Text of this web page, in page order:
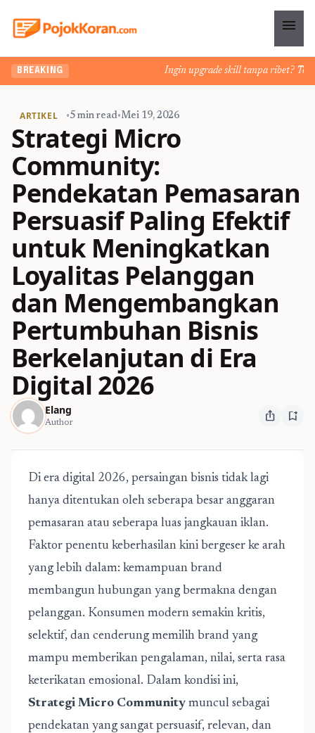
menu
BREAKING Ingin upgrade skill tanpa ribet?
ARTIKEL •5 min read•Mei 19, 2026
Strategi Micro
Community:
Pendekatan Pemasaran
Persuasif Paling Efektif
untuk Meningkatkan
Loyalitas Pelanggan
dan Mengembangkan
Pertumbuhan Bisnis
Berkelanjutan di Era
Digital 2026
Elang
Author ios_share bookmark_add
Di era digital 2026, persaingan bisnis tidak lagi
hanya ditentukan oleh seberapa besar anggaran
pemasaran atau seberapa luas jangkauan iklan.
Faktor penentu keberhasilan kini bergeser ke arah
yang lebih dalam: kemampuan brand
membangun hubungan yang bermakna dengan
pelanggan. Konsumen modern semakin kritis,
selektif, dan cenderung memilih brand yang
mampu memberikan pengalaman, nilai, serta rasa
keterikatan emosional. Dalam kondisi ini,
Strategi Micro Community muncul sebagai
pendekatan yang sangat persuasif, relevan, dan